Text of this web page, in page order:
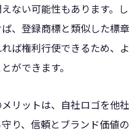
ない可能性もあります。
、登録商標と類似した標
ば権利行使できるため、
ができます。
リットは、自社ロゴを他
り、信頼とブランド価値